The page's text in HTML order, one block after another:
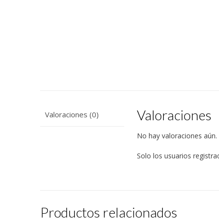
Valoraciones (0) Valoraciones
No hay valoraciones aún.
Solo los usuarios
Productos relacionados